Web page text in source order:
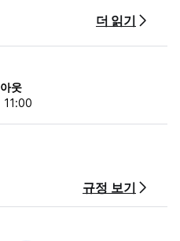
을 만들어 줄 것입니다. 체크
맘껏 이용하실 수 있습니다.
룸에서 집처럼 편안하게 있을
페이는 비즈니스 여행객 및
륭한 숙소입니다.
연락 주시기 바랍니다.
해 최소 도착 7일 전 통보 필요.
더 읽기
웃
11:00
규정 보기